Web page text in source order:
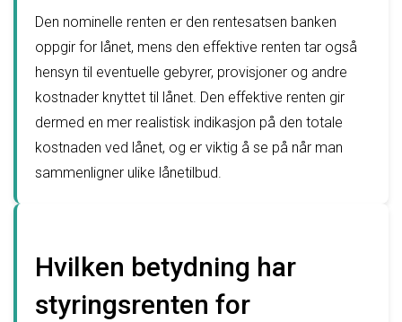
Den nominelle renten er den rentesatsen banken
oppgir for lånet, mens den effektive renten tar også
hensyn til eventuelle gebyrer, provisjoner og andre
kostnader knyttet til lånet. Den effektive renten gir
dermed en mer realistisk indikasjon på den totale
kostnaden ved lånet, og er viktig å se på når man
sammenligner ulike lånetilbud.
Hvilken betydning har
styringsrenten for